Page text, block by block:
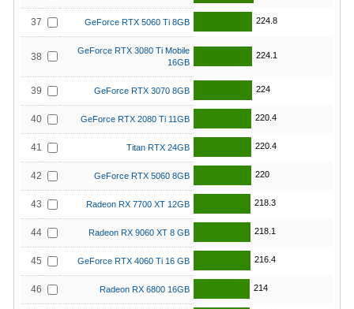
37 GeForce RTX 5060 Ti 8GB 224.8
38
GeForce RTX 3080 Ti Mobile
16GB
224.1
39 GeForce RTX 3070 8GB 224
40 GeForce RTX 2080 Ti 11GB 220.4
41 Titan RTX 24GB 220.4
42 GeForce RTX 5060 8GB 220
43 Radeon RX 7700 XT 12GB 218.3
44 Radeon RX 9060 XT 8 GB 218.1
45 GeForce RTX 4060 Ti 16 GB 216.4
46 Radeon RX 6800 16GB 214